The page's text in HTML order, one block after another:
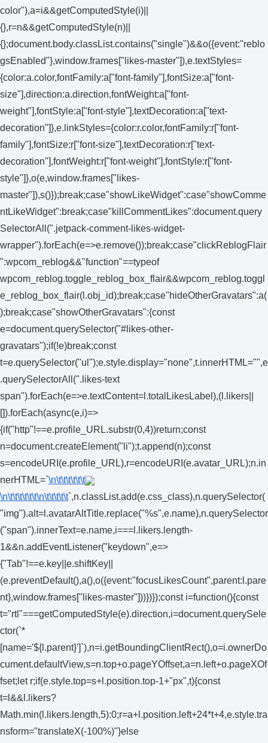
color"),a=i&&getComputedStyle(i)||
{},r=n&&getComputedStyle(n)||
{};document.body.classList.contains("single")&&o({event:"reblo
gsEnabled"},window.frames["likes-master"]),e.textStyles=
{color:a.color,fontFamily:a["font-family"],fontSize:a["font-
size"],direction:a.direction,fontWeight:a["font-
weight"],fontStyle:a["font-style"],textDecoration:a["text-
decoration"]},e.linkStyles={color:r.color,fontFamily:r["font-
family"],fontSize:r["font-size"],textDecoration:r["text-
decoration"],fontWeight:r["font-weight"],fontStyle:r["font-
style"]},o(e,window.frames["likes-
master"]),s()});break;case"showLikeWidget":case"showComme
ntLikeWidget":break;case"killCommentLikes":document.query
SelectorAll(".jetpack-comment-likes-widget-
wrapper").forEach(e=>e.remove());break;case"clickReblogFlair
":wpcom_reblog&&"function"==typeof
wpcom_reblog.toggle_reblog_box_flair&&wpcom_reblog.toggl
e_reblog_box_flair(l.obj_id);break;case"hideOtherGravatars":a(
);break;case"showOtherGravatars":{const
e=document.querySelector("#likes-other-
gravatars");if(!e)break;const
t=e.querySelector("ul");e.style.display="none",t.innerHTML="",e
.querySelectorAll(".likes-text
span").forEach(e=>e.textContent=l.totalLikesLabel),(l.likers||
[]).forEach(async(e,i)=>
{if("http"!==e.profile_URL.substr(0,4))return;const
n=document.createElement("li");t.append(n);const
s=encodeURI(e.profile_URL),r=encodeURI(e.avatar_URL);n.in
nerHTML=`\n\t\t\t\t\t\t
\n\t\t\t\t\t\t\n\t\t\t\t\t`,n.classList.add(e.css_class),n.querySelector(
"img").alt=l.avatarAltTitle.replace("%s",e.name),n.querySelector
("span").innerText=e.name,i===l.likers.length-
1&&n.addEventListener("keydown",e=>
{"Tab"!==e.key||e.shiftKey||
(e.preventDefault(),a(),o({event:"focusLikesCount",parent:l.pare
nt},window.frames["likes-master"]))})});const i=function(){const
t="rtl"===getComputedStyle(e).direction,i=document.querySele
ctor(`*
[name='${l.parent}']`),n=i.getBoundingClientRect(),o=i.ownerDo
cument.defaultView,s=n.top+o.pageYOffset,a=n.left+o.pageXOf
fset;let r;if(e.style.top=s+l.position.top-1+"px",t){const
t=l&&l.likers?
Math.min(l.likers.length,5):0;r=a+l.position.left+24*t+4,e.style.tra
nsform="translateX(-100%)"}else